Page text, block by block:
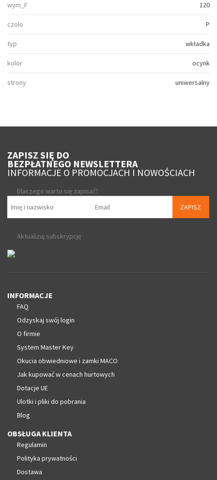
wym_F 120
czolo P
typ wkładka
kolor ocynk
strony uniwersalny
ZAPISZ SIĘ DO
BEZPŁATNEGO NEWSLETTERA
INFORMACJE O PROMOCJACH I NOWOŚCIACH
Dlaczego warto się zapisać?
ZAPISZ
Aktualizuj subskrypcję
INFORMACJE
FAQ
Odzyskaj swój login
O firmie
System Master Key
Okucia obwiedniowe i zamki MACO
Jak kupować w cenach hurtowych
Dotacje UE
Ulotki i pliki do pobrania
Blog
OBSŁUGA KLIENTA
Regulamin
Polityka prywatności
Dostawa